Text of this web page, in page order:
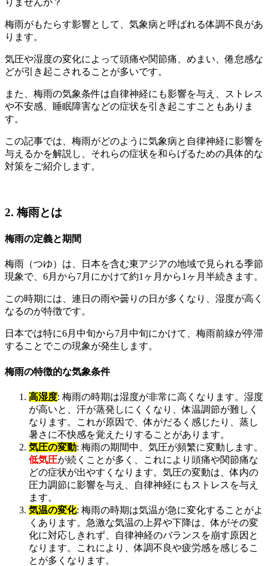
りませんか？
梅雨がもたらす影響として、気象病と呼ばれる体調不良があ
ります。
気圧や湿度の変化によって頭痛や関節痛、めまい、倦怠感な
どが引き起こされることが多いです。
また、梅雨の気象条件は自律神経にも影響を与え、ストレス
や不安感、睡眠障害などの症状を引き起こすこともありま
す。
この記事では、梅雨がどのように気象病と自律神経に影響を
与えるかを解説し、それらの症状を和らげるための具体的な
対策をご紹介します。
2. 梅雨とは
梅雨の定義と期間
梅雨（つゆ）は、日本を含む東アジアの地域で見られる季節
現象で、6月から7月にかけて約1ヶ月から1ヶ月半続きます。
この時期には、連日の雨や曇りの日が多くなり、湿度が高く
なるのが特徴です。
日本では特に6月中旬から7月中旬にかけて、梅雨前線が停滞
することでこの現象が発生します。
梅雨の特徴的な気象条件
高湿度: 梅雨の時期は湿度が非常に高くなります。湿度
が高いと、汗が蒸発しにくくなり、体温調節が難しく
なります。これが原因で、体がだるく感じたり、蒸し
暑さに不快感を覚えたりすることがあります。
気圧の変動: 梅雨の期間中、気圧が頻繁に変動します。
低気圧が続くことが多く、これにより頭痛や関節痛な
どの症状が出やすくなります。気圧の変動は、体内の
圧力調節に影響を与え、自律神経にもストレスを与え
ます。
気温の変化: 梅雨の時期は気温が急に変化することがよ
くあります。急激な気温の上昇や下降は、体がその変
化に対応しきれず、自律神経のバランスを崩す原因と
なります。これにより、体調不良や疲労感を感じるこ
とが多くなります。